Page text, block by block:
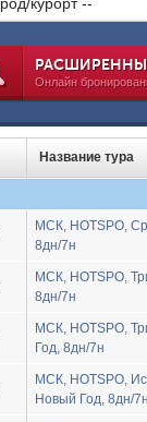
Онлайн
Название тура
МСК, HOTSPO,
8дн/7н
МСК, HOTSPO,
8дн/7н
МСК, HOTSPO,
Год, 8дн/7н
МСК, HOTSPO,
Новый Год, 8дн/7н